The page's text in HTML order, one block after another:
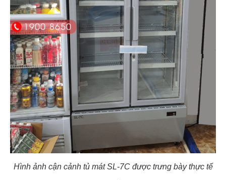
Hình ảnh cận cảnh tủ mát SL-7C được trưng bày thực tế